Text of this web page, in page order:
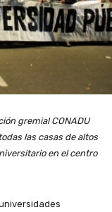
gremial CONADU
las casas de altos
en el centro